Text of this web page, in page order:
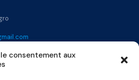
consentement aux